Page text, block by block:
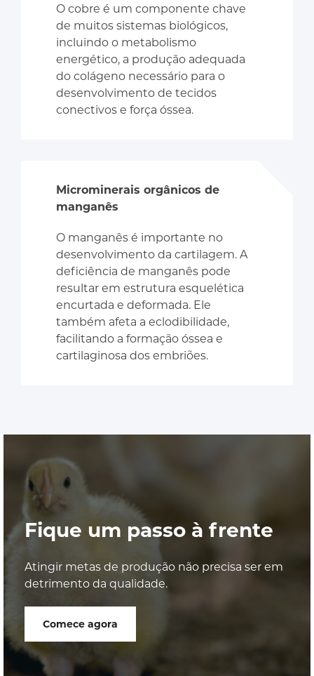
O cobre é um componente chave
de muitos sistemas biológicos,
incluindo o metabolismo
energético, a produção adequada
do colágeno necessário para o
desenvolvimento de tecidos
conectivos e força óssea.
Microminerais orgânicos de
manganês
O manganês é importante no
desenvolvimento da cartilagem. A
deficiência de manganês pode
resultar em estrutura esquelética
encurtada e deformada. Ele
também afeta a eclodibilidade,
facilitando a formação óssea e
cartilaginosa dos embriões.
Fique um passo à frente
Atingir metas de produção não precisa ser em
detrimento da qualidade.
Comece agora